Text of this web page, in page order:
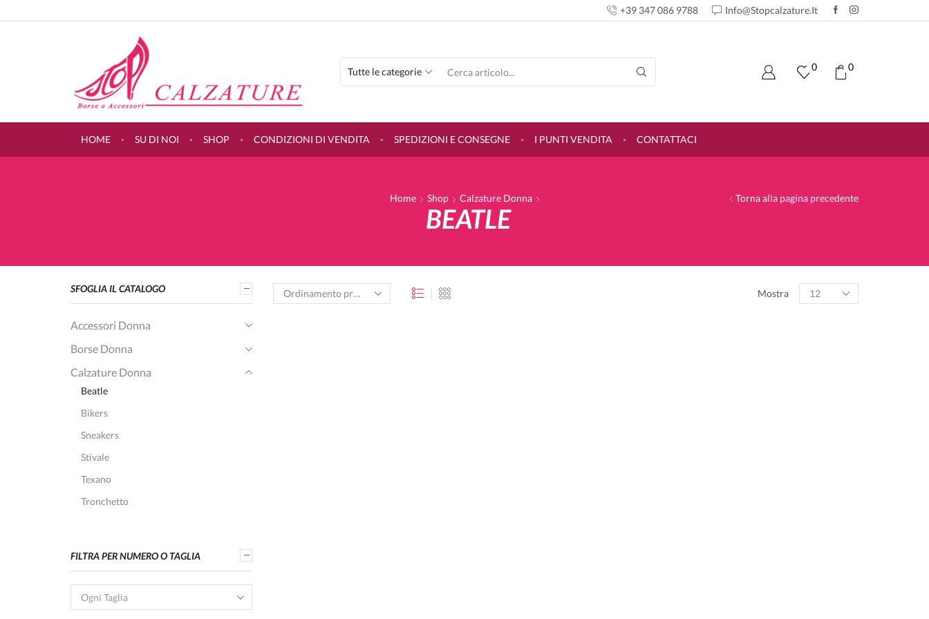
+39 347 086 9788 Info@stopcalzature.it
SEARCH
0 0
HOME SU DI NOI SHOP CONDIZIONI DI VENDITA SPEDIZIONI E CONSEGNE I PUNTI VENDITA CONTATTACI
Home Shop Calzature Donna
BEATLE
Torna alla pagina precedente
Mostra
Products
per
SFOGLIA IL CATALOGO
Accessori Donna
Borse Donna
Calzature Donna
Beatle
Bikers
Sneakers
Stivale
Texano
Tronchetto
FILTRA PER NUMERO O TAGLIA
Ogni Taglia